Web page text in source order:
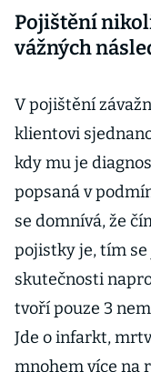
Pojištění
vážných
V pojištění
klientovi
kdy mu je
popsaná v
se domnívá, že
pojistky je, tím se
skutečnosti
tvoří pouze 3
Jde o infarkt,
mnohem více na